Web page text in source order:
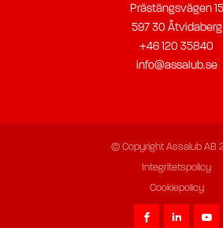
Prästängsvägen 15
597 30 Åtvidaberg
+46 120 35840
info@assalub.se
© Copyright Assalub AB
Integritetspolicy
Cookiepolicy